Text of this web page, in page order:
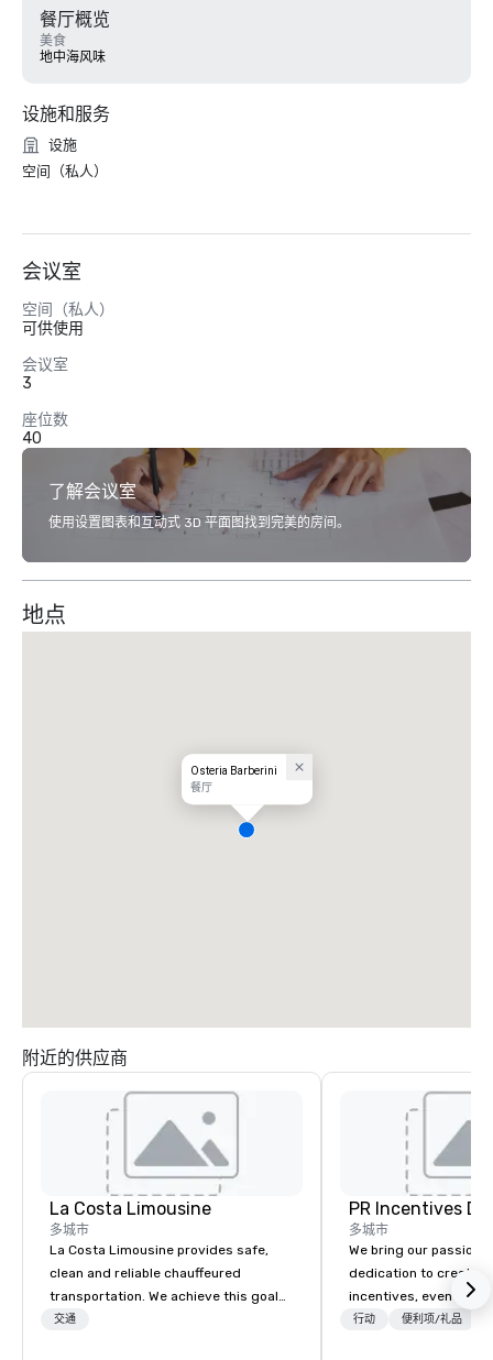
餐厅概览
美食
地中海风味
设施和服务
设施
空间（私人）
会议室
空间（私人）
可供使用
会议室
3
座位数
40
了解会议室
使用设置图表和互动式 3D 平面图找到完美的房间。
地点
Osteria Barberini
餐厅
附近的供应商
La Costa Limousine
多城市
La Costa Limousine provides safe,
clean and reliable chauffeured
transportation. We achieve this goal
with highly trained chauffeurs, the
交通
PR Incentives
多城市
We bring our passion,
dedication to create
incentives, events,
meetings, product
行动 便利项/礼品